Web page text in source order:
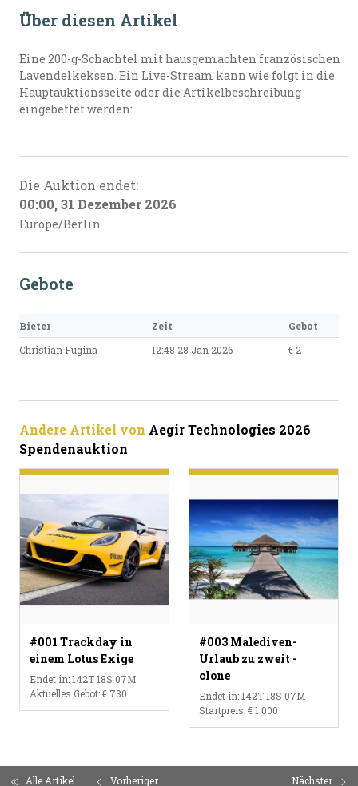
Über diesen Artikel
Eine 200-g-Schachtel mit hausgemachten französischen
Lavendelkeksen. Ein Live-Stream kann wie folgt in die
Hauptauktionsseite oder die Artikelbeschreibung
eingebettet werden:
Die Auktion endet:
00:00, 31 Dezember 2026
Europe/Berlin
Gebote
Bieter Zeit
Gebot
Christian Fugina
12:48 28 Jan 2026 € 2
Andere Artikel von Aegir Technologies 2026
Spendenauktion
#001 Trackday in
einem Lotus Exige
Endet in:142T18S 07M
Aktuelles Gebot:€ 730
#003 Malediven-
Urlaub zu zweit -
clone
Endet in:142T18S 07M
Startpreis:€ 1 000
Alle Artikel Vorheriger Nächster